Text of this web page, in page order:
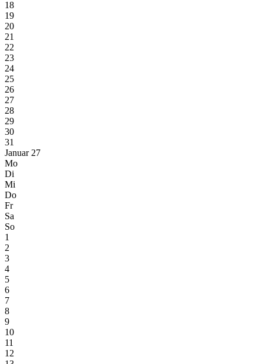
18
19
20
21
22
23
24
25
26
27
28
29
30
31
Januar 27
Mo
Di
Mi
Do
Fr
Sa
So
1
2
3
4
5
6
7
8
9
10
11
12